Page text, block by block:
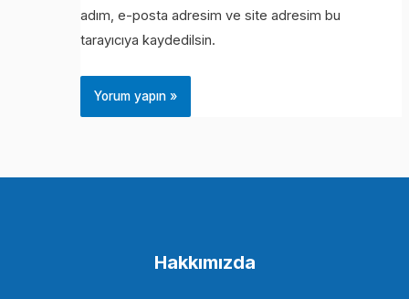
adım, e-posta adresim ve site adresim bu
tarayıcıya kaydedilsin.
Hakkımızda